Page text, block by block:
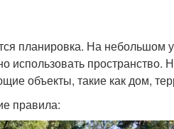
планировка. На небольшом
использовать пространство.
объекты, такие как дом,
правила: